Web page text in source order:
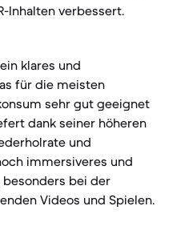
Inhalten verbessert.
klares und
für die meisten
sehr gut geeignet
dank seiner höheren
und
immersiveres und
bei der
Videos und Spielen.